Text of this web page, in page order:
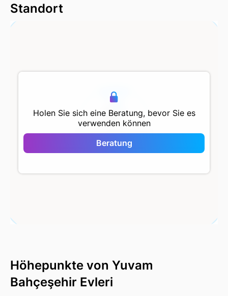
Standort
Holen Sie sich eine Beratung, bevor Sie es
verwenden können
Beratung
Yuvam Bahçeşehir
Evleri
500 m
Höhepunkte von Yuvam
Bahçeşehir Evleri